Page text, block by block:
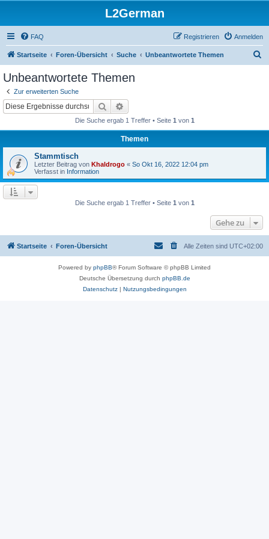
L2German
FAQ Anmelden
Registrieren
Startseite Foren-Übersicht Suche Unbeantwortete Themen
Unbeantwortete Themen
Zur erweiterten Suche
Suche
Die Suche ergab 1 Treffer • Seite 1 von 1
Themen
Stammtisch
Letzter Beitrag von Khaldrogo « So Okt 16, 2022 12:04 pm
Verfasst in Information
Die Suche ergab 1 Treffer • Seite 1 von 1
Gehe zu
Startseite Foren-Übersicht Alle Zeiten sind UTC+02:00
Powered by phpBB® Forum Software © phpBB Limited
Deutsche Übersetzung durch phpBB.de
Datenschutz| Nutzungsbedingungen